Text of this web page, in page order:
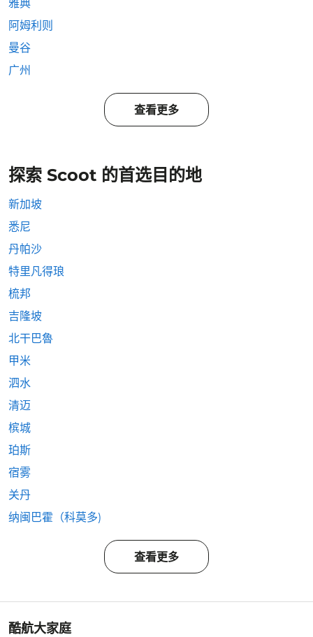
雅典
阿姆利则
曼谷
广州
查看更多
探索 Scoot 的首选目的地
新加坡
悉尼
丹帕沙
特里凡得琅
梳邦
吉隆坡
北干巴魯
甲米
泗水
清迈
槟城
珀斯
宿雾
关丹
纳闽巴霍（科莫多)
查看更多
酷航大家庭